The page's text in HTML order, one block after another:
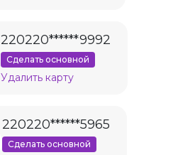
220220******9992
Сделать основной
Удалить карту
220220******5965
Сделать основной